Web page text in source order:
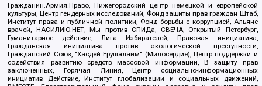
Гражданин.Армия.Право, Нижегородский центр немецкой и европейской
культуры, Центр гендерных исследований, Фонд защиты прав граждан Штаб,
Институт права и публичной политики, Фонд борьбы с коррупцией, Альянс
врачей, НАСИЛИЮ.НЕТ, Мы против СПИДа, СВЕЧА, Открытый Петербург,
Гуманитарное действие, Лига Избирателей, Правовая инициатива,
Гражданская инициатива против экологической преступности,
Гражданский Союз, "Хасдей Ерушалаим" (Милосердие), Центр поддержки и
содействия развитию средств массовой информации, В защиту прав
заключенных, Горячая Линия, Центр социально-информационных
инициатив Действие, Институт глобализации и социальных движений,